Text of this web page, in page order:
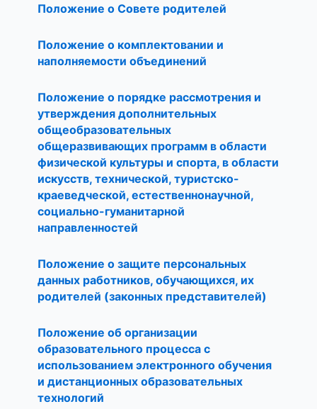
Положение о Совете родителей
Положение о комплектовании и
наполняемости объединений
Положение о порядке рассмотрения и
утверждения дополнительных
общеобразовательных
общеразвивающих программ в области
физической культуры и спорта, в области
искусств, технической, туристско-
краеведческой, естественнонаучной,
социально-гуманитарной
направленностей
Положение о защите персональных
данных работников, обучающихся, их
родителей (законных представителей)
Положение об организации
образовательного процесса с
использованием электронного обучения
и дистанционных образовательных
технологий